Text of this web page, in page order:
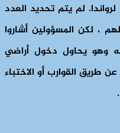
لم يتم تحديد العدد
، لكن المسؤولين أشاروا
وهو يحاول دخول أراضي
طريق القوارب أو الاختباء